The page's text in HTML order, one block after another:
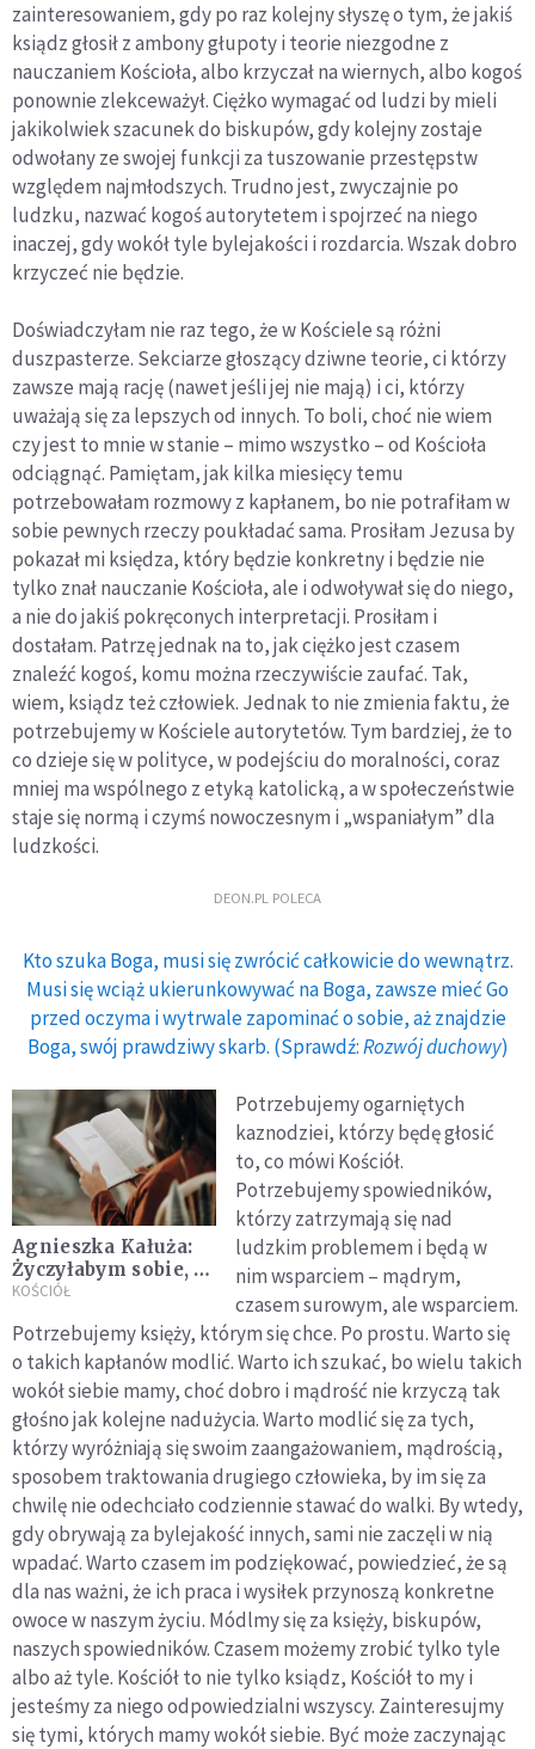
zainteresowaniem, gdy po raz kolejny słyszę o tym, że jakiś
ksiądz głosił z ambony głupoty i teorie niezgodne z
nauczaniem Kościoła, albo krzyczał na wiernych, albo kogoś
ponownie zlekceważył. Ciężko wymagać od ludzi by mieli
jakikolwiek szacunek do biskupów, gdy kolejny zostaje
odwołany ze swojej funkcji za tuszowanie przestępstw
względem najmłodszych. Trudno jest, zwyczajnie po
ludzku, nazwać kogoś autorytetem i spojrzeć na niego
inaczej, gdy wokół tyle bylejakości i rozdarcia. Wszak dobro
krzyczeć nie będzie.
Doświadczyłam nie raz tego, że w Kościele są różni
duszpasterze. Sekciarze głoszący dziwne teorie, ci którzy
zawsze mają rację (nawet jeśli jej nie mają) i ci, którzy
uważają się za lepszych od innych. To boli, choć nie wiem
czy jest to mnie w stanie – mimo wszystko – od Kościoła
odciągnąć. Pamiętam, jak kilka miesięcy temu
potrzebowałam rozmowy z kapłanem, bo nie potrafiłam w
sobie pewnych rzeczy poukładać sama. Prosiłam Jezusa by
pokazał mi księdza, który będzie konkretny i będzie nie
tylko znał nauczanie Kościoła, ale i odwoływał się do niego,
a nie do jakiś pokręconych interpretacji. Prosiłam i
dostałam. Patrzę jednak na to, jak ciężko jest czasem
znaleźć kogoś, komu można rzeczywiście zaufać. Tak,
wiem, ksiądz też człowiek. Jednak to nie zmienia faktu, że
potrzebujemy w Kościele autorytetów. Tym bardziej, że to
co dzieje się w polityce, w podejściu do moralności, coraz
mniej ma wspólnego z etyką katolicką, a w społeczeństwie
staje się normą i czymś nowoczesnym i „wspaniałym” dla
ludzkości.
DEON.PL POLECA
Kto szuka Boga, musi się zwrócić całkowicie do wewnątrz.
Musi się wciąż ukierunkowywać na Boga, zawsze mieć Go
przed oczyma i wytrwale zapominać o sobie, aż znajdzie
Boga, swój prawdziwy skarb. (Sprawdź:Rozwój duchowy)
Agnieszka Kałuża:
Życzyłabym sobie, by
duszpasterze i
wyczuleni na głos
kobiet i świecką
intuicję [ROZMOWA]
KOŚCIÓŁ
Potrzebujemy ogarniętych
kaznodziei, którzy będę głosić
to, co mówi Kościół.
Potrzebujemy spowiedników,
którzy zatrzymają się nad
ludzkim problemem i będą w
nim wsparciem – mądrym,
czasem surowym, ale wsparciem.
Potrzebujemy księży, którym się chce. Po prostu. Warto się
o takich kapłanów modlić. Warto ich szukać, bo wielu takich
wokół siebie mamy, choć dobro i mądrość nie krzyczą tak
głośno jak kolejne nadużycia. Warto modlić się za tych,
którzy wyróżniają się swoim zaangażowaniem, mądrością,
sposobem traktowania drugiego człowieka, by im się za
chwilę nie odechciało codziennie stawać do walki. By wtedy,
gdy obrywają za bylejakość innych, sami nie zaczęli w nią
wpadać. Warto czasem im podziękować, powiedzieć, że są
dla nas ważni, że ich praca i wysiłek przynoszą konkretne
owoce w naszym życiu. Módlmy się za księży, biskupów,
naszych spowiedników. Czasem możemy zrobić tylko tyle
albo aż tyle. Kościół to nie tylko ksiądz, Kościół to my i
jesteśmy za niego odpowiedzialni wszyscy. Zainteresujmy
się tymi, których mamy wokół siebie. Być może zaczynając